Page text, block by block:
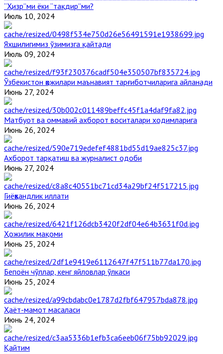
“Ҳизр”ми ёки “тақдир”ми?
Июль 10, 2024
Яхшилигимиз ўзимизга қайтади
Июль 09, 2024
Ўзбекистон ҳожилари маънавият тарғиботчиларига айланади
Июнь 27, 2024
Матбуот ва оммавий ахборот воситалари ходимларига
Июнь 26, 2024
Ахборот тарқатиш ва журналист одоби
Июнь 27, 2024
Гиёҳвандлик иллати
Июнь 26, 2024
Ҳожилик мақоми
Июнь 25, 2024
Бепоён чўллар, кенг яйловлар ўлкаси
Июнь 25, 2024
Ҳаёт-мамот масаласи
Июнь 24, 2024
Қайтим